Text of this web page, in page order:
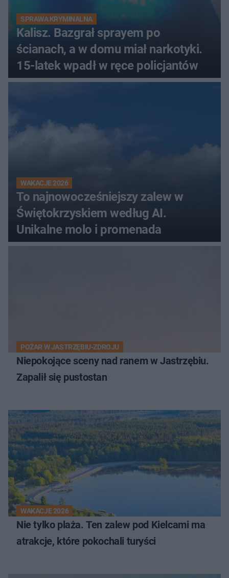
SPRAWA KRYMINALNA
Kalisz. Bazgrał sprayem po
ścianach, a w domu miał narkotyki.
15-latek wpadł w ręce policjantów
WAKACJE 2026
To najnowocześniejszy zalew w
Świętokrzyskiem według AI.
Unikalne molo i promenada
POŻAR W JASTRZĘBIU-ZDROJU
Niepokojące sceny nad ranem w Jastrzębiu.
Zapalił się pustostan
WAKACJE 2026
Nie tylko plaża. Ten zalew pod Kielcami ma
atrakcje, które pokochali turyści